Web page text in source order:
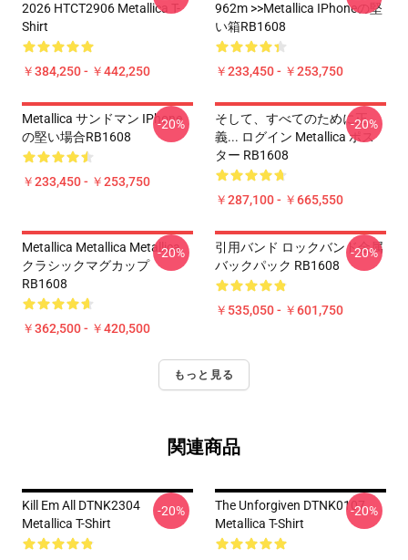
2026 HTCT2906 Metallica T-
Shirt
￥384,250 - ￥442,250
962m >>metallica IPhoneの堅
い箱RB1608
￥233,450 - ￥253,750
Metallica サンドマン IPhone
の堅い場合RB1608
￥233,450 - ￥253,750
-20%
そして、すべてのために正
義... ログイン Metallica ポス
ター RB1608
￥287,100 - ￥665,550
-20%
Metallica Metallica Metallica
クラシックマグカップ
RB1608
￥362,500 - ￥420,500
-20%
引用バンド ロックバンド金属
バックパック RB1608
￥535,050 - ￥601,750
-20%
もっと見る
関連商品
Kill Em All DTNK2304
Metallica T-Shirt
-20%
The Unforgiven DTNK0107
Metallica T-Shirt
-20%